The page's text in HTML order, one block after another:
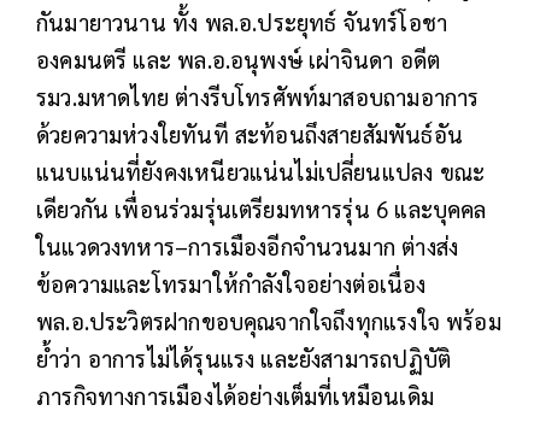
กันมายาวนาน ทั้ง พล.อ.ประยุทธ์ จันทร์โอชา
องคมนตรี และ พล.อ.อนุพงษ์ เผ่าจินดา อดีต
รมว.มหาดไทย ต่างรีบโทรศัพท์มาสอบถามอาการ
ด้วยความห่วงใยทันที สะท้อนถึงสายสัมพันธ์อัน
แนบแน่นที่ยังคงเหนียวแน่นไม่เปลี่ยนแปลง ขณะ
เดียวกัน เพื่อนร่วมรุ่นเตรียมทหารรุ่น 6 และบุคคล
ในแวดวงทหาร–การเมืองอีกจำนวนมาก ต่างส่ง
ข้อความและโทรมาให้กำลังใจอย่างต่อเนื่อง
พล.อ.ประวิตรฝากขอบคุณจากใจถึงทุกแรงใจ พร้อม
ย้ำว่า อาการไม่ได้รุนแรง และยังสามารถปฏิบัติ
ภารกิจทางการเมืองได้อย่างเต็มที่เหมือนเดิม